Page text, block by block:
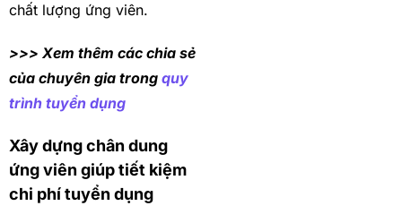
chất lượng ứng viên.
>>> Xem thêm các chia sẻ
của chuyên gia trong quy
trình tuyển dụng
Xây dựng chân dung
ứng viên giúp tiết kiệm
chi phí tuyển dụng